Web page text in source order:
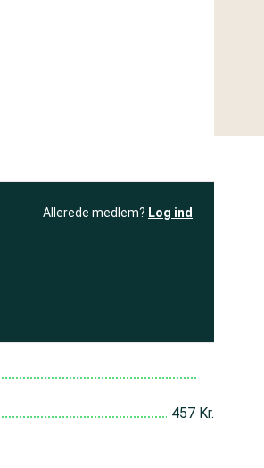
Allerede medlem? Log ind
457 Kr.